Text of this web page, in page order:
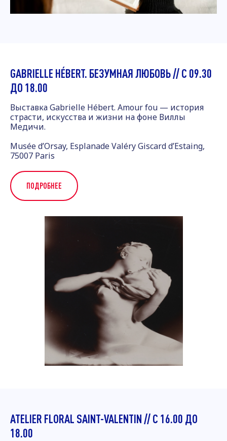
GABRIELLE HÉBERT. БЕЗУМНАЯ ЛЮБОВЬ // С 09.30
ДО 18.00
Выставка Gabrielle Hébert. Amour fou — история
страсти, искусства и жизни на фоне Виллы
Медичи.
Musée d’Orsay, Esplanade Valéry Giscard d’Estaing,
75007 Paris
ПОДРОБНЕЕ
ATELIER FLORAL SAINT-VALENTIN // С 16.00 ДО
18.00